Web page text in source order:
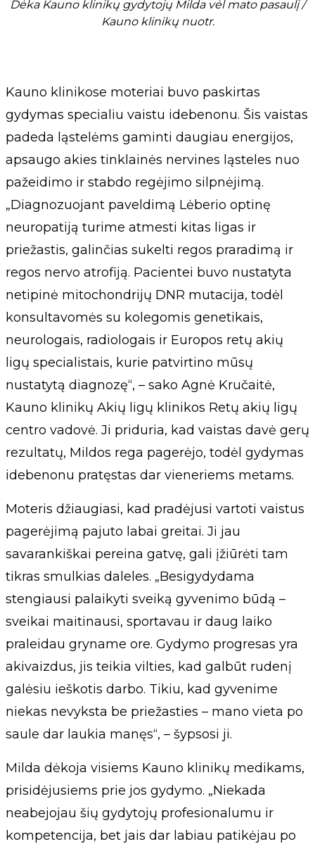
Dėka Kauno klinikų gydytojų Milda vėl mato pasaulį /
Kauno klinikų nuotr.
Kauno klinikose moteriai buvo paskirtas
gydymas specialiu vaistu idebenonu. Šis vaistas
padeda ląstelėms gaminti daugiau energijos,
apsaugo akies tinklainės nervines ląsteles nuo
pažeidimo ir stabdo regėjimo silpnėjimą.
„Diagnozuojant paveldimą Lėberio optinę
neuropatiją turime atmesti kitas ligas ir
priežastis, galinčias sukelti regos praradimą ir
regos nervo atrofiją. Pacientei buvo nustatyta
netipinė mitochondrijų DNR mutacija, todėl
konsultavomės su kolegomis genetikais,
neurologais, radiologais ir Europos retų akių
ligų specialistais, kurie patvirtino mūsų
nustatytą diagnozę“, – sako Agnė Kručaitė,
Kauno klinikų Akių ligų klinikos Retų akių ligų
centro vadovė. Ji priduria, kad vaistas davė gerų
rezultatų, Mildos rega pagerėjo, todėl gydymas
idebenonu pratęstas dar vieneriems metams.
Moteris džiaugiasi, kad pradėjusi vartoti vaistus
pagerėjimą pajuto labai greitai. Ji jau
savarankiškai pereina gatvę, gali įžiūrėti tam
tikras smulkias daleles. „Besigydydama
stengiausi palaikyti sveiką gyvenimo būdą –
sveikai maitinausi, sportavau ir daug laiko
praleidau gryname ore. Gydymo progresas yra
akivaizdus, jis teikia vilties, kad galbūt rudenį
galėsiu ieškotis darbo. Tikiu, kad gyvenime
niekas nevyksta be priežasties – mano vieta po
saule dar laukia manęs“, – šypsosi ji.
Milda dėkoja visiems Kauno klinikų medikams,
prisidėjusiems prie jos gydymo. „Niekada
neabejojau šių gydytojų profesionalumu ir
kompetencija, bet jais dar labiau patikėjau po